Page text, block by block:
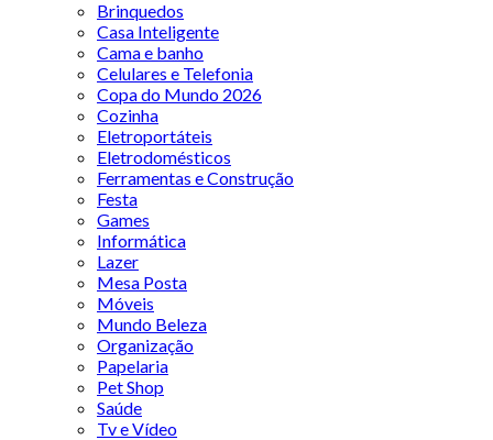
Brinquedos
Casa Inteligente
Cama e banho
Celulares e Telefonia
Copa do Mundo 2026
Cozinha
Eletroportáteis
Eletrodomésticos
Ferramentas e Construção
Festa
Games
Informática
Lazer
Mesa Posta
Móveis
Mundo Beleza
Organização
Papelaria
Pet Shop
Saúde
Tv e Vídeo